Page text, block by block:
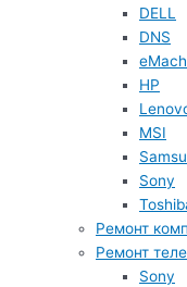
DELL
DNS
HP
MSI
Sony
Ремонт
Ремонт
Sony